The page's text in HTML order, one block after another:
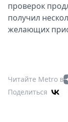
проверок
получил
желающих
Читайте Metro в
Поделиться